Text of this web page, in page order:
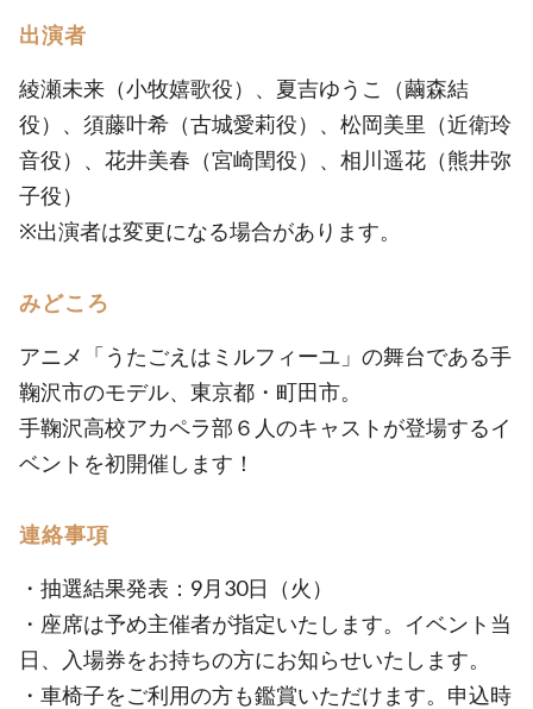
出演者
綾瀬未来（小牧嬉歌役）、夏吉ゆうこ（繭森結
役）、須藤叶希（古城愛莉役）、松岡美里（近衛玲
音役）、花井美春（宮崎閏役）、相川遥花（熊井弥
子役）
※出演者は変更になる場合があります。
みどころ
アニメ「うたごえはミルフィーユ」の舞台である手
鞠沢市のモデル、東京都・町田市。
手鞠沢高校アカペラ部６人のキャストが登場するイ
ベントを初開催します！
連絡事項
・抽選結果発表：9月30日（火）
・座席は予め主催者が指定いたします。イベント当
日、入場券をお持ちの方にお知らせいたします。
・車椅子をご利用の方も鑑賞いただけます。申込時